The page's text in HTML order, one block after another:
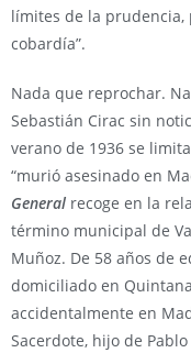
límites de la prudencia,
cobardía”.
Nada que reprochar.
Sebastián Cirac sin
verano de 1936 se
“murió asesinado en
General recoge en la
término municipal de
Muñoz. De 58 años de
domiciliado en
accidentalmente en
Sacerdote, hijo de